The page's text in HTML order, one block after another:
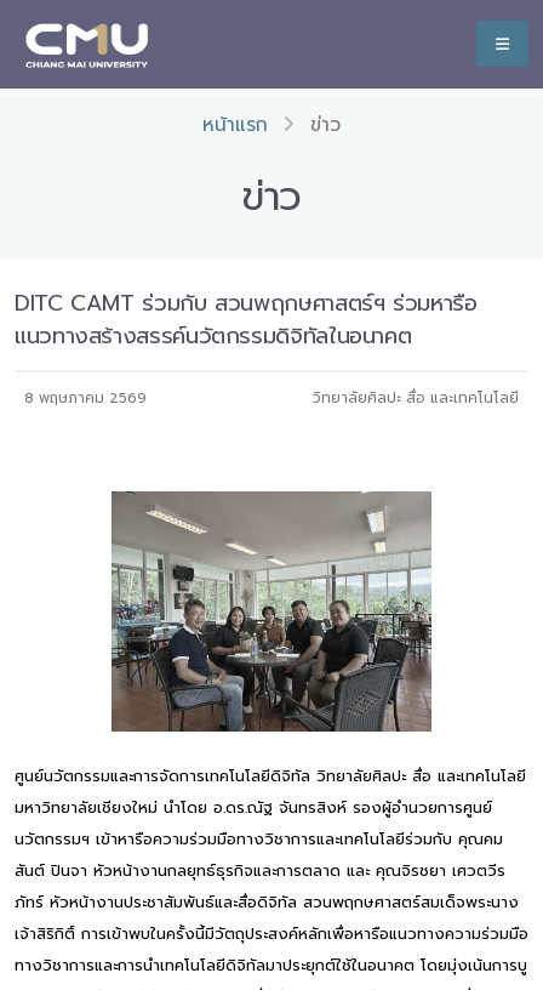
หน้าแรก ข่าว
ข่าว
DITC CAMT ร่วมกับ สวนพฤกษศาสตร์ฯ ร่วมหารือ
แนวทางสร้างสรรค์นวัตกรรมดิจิทัลในอนาคต
8 พฤษภาคม 2569 วิทยาลัยศิลปะ สื่อ และเทคโนโลยี
ศูนย์นวัตกรรมและการจัดการเทคโนโลยีดิจิทัล วิทยาลัยศิลปะ สื่อ และเทคโนโลยี
มหาวิทยาลัยเชียงใหม่ นำโดย อ.ดร.ณัฐ จันทรสิงห์ รองผู้อำนวยการศูนย์
นวัตกรรมฯ เข้าหารือความร่วมมือทางวิชาการและเทคโนโลยีร่วมกับ คุณคม
สันต์ ปินจา หัวหน้างานกลยุทธ์ธุรกิจและการตลาด และ คุณจิรชยา เศวตวีร
ภัทร์ หัวหน้างานประชาสัมพันธ์และสื่อดิจิทัล สวนพฤกษศาสตร์สมเด็จพระนาง
เจ้าสิริกิติ์ การเข้าพบในครั้งนี้มีวัตถุประสงค์หลักเพื่อหารือแนวทางความร่วมมือ
ทางวิชาการและการนำเทคโนโลยีดิจิทัลมาประยุกต์ใช้ในอนาคต โดยมุ่งเน้นการบู